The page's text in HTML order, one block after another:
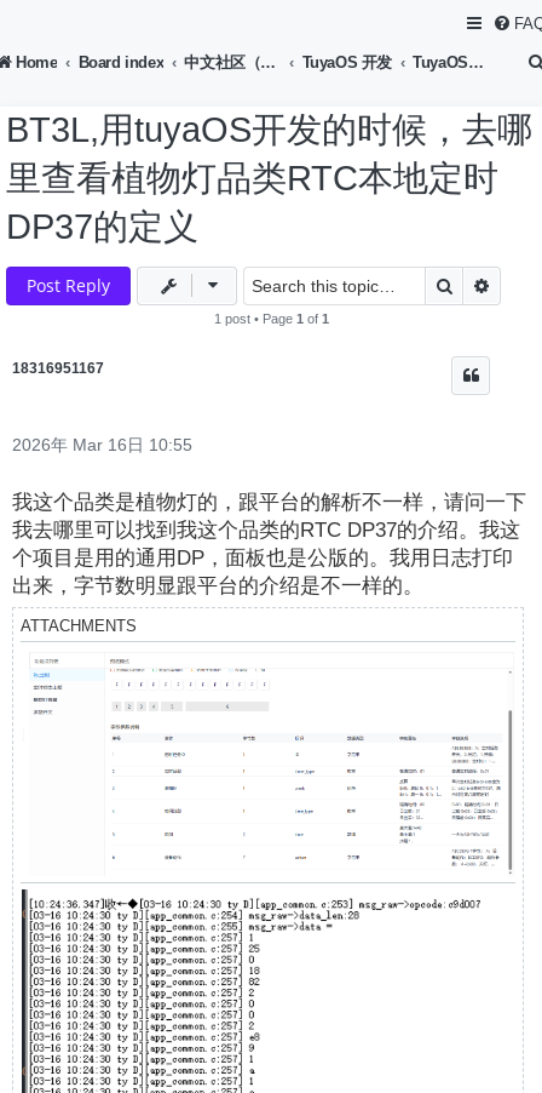
Home Board index 中文社区（Chinese Forum） TuyaOS 开发 TuyaOS-蓝牙设备开发
BT3L,用tuyaOS开发的时候，去哪
里查看植物灯品类RTC本地定时
DP37的定义
Post Reply Search
1 post • Page 1 of 1
18316951167
2026年 Mar 16日 10:55
我这个品类是植物灯的，跟平台的解析不一样，请问一下
我去哪里可以找到我这个品类的RTC DP37的介绍。我这
个项目是用的通用DP，面板也是公版的。我用日志打印
出来，字节数明显跟平台的介绍是不一样的。
ATTACHMENTS